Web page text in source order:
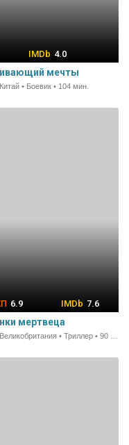
4.0
мечты
• Боевик • 104 мин.
6.9 7.6
мертвеца